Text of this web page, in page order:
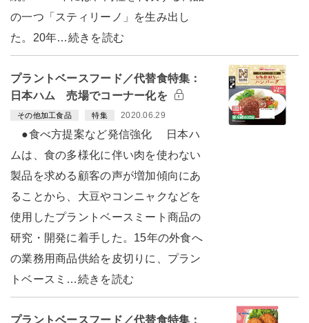
の一つ「スティリーノ」を生み出し
た。20年…続きを読む
プラントベースフード／代替食特集：
日本ハム 売場でコーナー化を
その他加工食品 特集 2020.06.29
●食べ方提案など発信強化 日本ハ
ムは、食の多様化に伴い肉を使わない
製品を求める顧客の声が増加傾向にあ
ることから、大豆やコンニャクなどを
使用したプラントベースミート商品の
研究・開発に着手した。15年の外食へ
の業務用商品供給を皮切りに、プラン
トベースミ…続きを読む
プラントベースフード／代替食特集：